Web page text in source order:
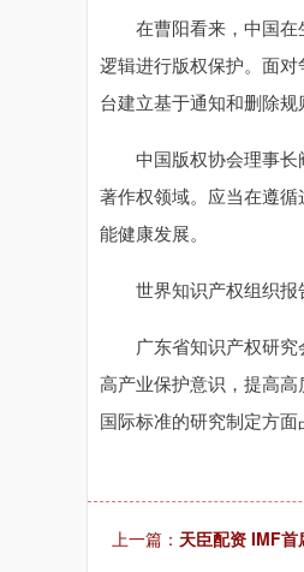
在曹阳看来，中国在
逻辑进行版权保护。面
台建立基于通知和删除规
中国版权协会理事长
著作权领域。应当在遵
能健康发展。
世界知识产权组织报告
广东省知识产权研究
高产业保护意识，提高
国际标准的研究制定方面
上一篇： 天臣配资 IMF